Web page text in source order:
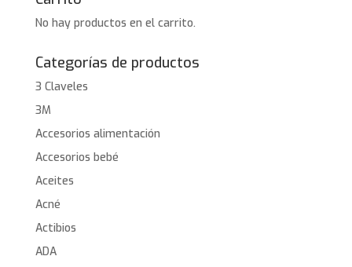
No hay productos en el carrito.
Categorías de productos
3 Claveles
3M
Accesorios alimentación
Accesorios bebé
Aceites
Acné
Actibios
ADA